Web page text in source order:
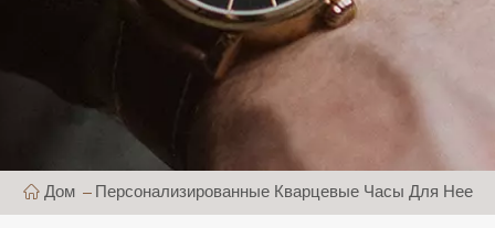
Дом Персонализированные Кварцевые Часы Для Нее